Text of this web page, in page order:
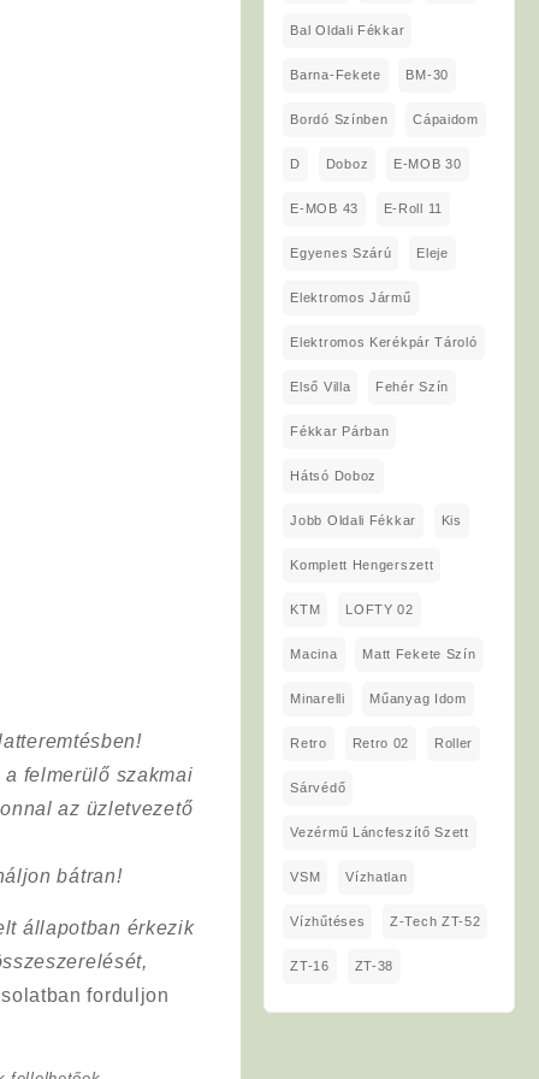
felmerülő szakmai
az üzletvezető
bátran!
állapotban érkezik
forduljon
Bal Oldali Fékkar
Barna-Fekete BM-30
Bordó Színben Cápaidom
D Doboz E-MOB 30
E-MOB 43 E-Roll 11
Egyenes Szárú Eleje
Elektromos Jármű
Elektromos Kerékpár Tároló
Első Villa Fehér Szín
Fékkar Párban
Hátsó Doboz
Jobb Oldali Fékkar Kis
Komplett Hengerszett
KTM LOFTY 02
Macina Matt Fekete Szín
Minarelli Műanyag Idom
Retro Retro 02 Roller
Sárvédő
Vezérmű Láncfeszítő Szett
VSM Vízhatlan
Vízhűtéses Z-Tech ZT-52
ZT-16 ZT-38